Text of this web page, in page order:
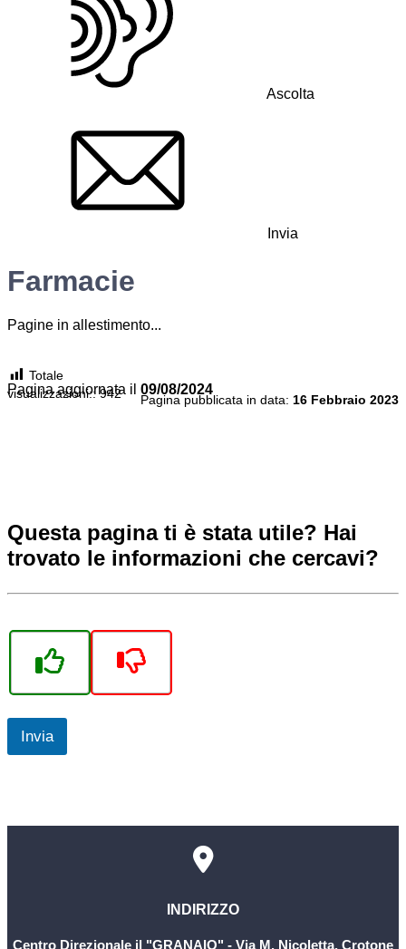
Ascolta
Invia
Farmacie
Pagine in allestimento...
Pagina aggiornata il 09/08/2024
Pagina pubblicata in data: 16 Febbraio 2023
Totale
visualizzazioni:: 942
Questa pagina ti è stata utile? Hai
trovato le informazioni che cercavi?
Invia
INDIRIZZO
Centro Direzionale il "GRANAIO" - Via M. Nicoletta, Crotone